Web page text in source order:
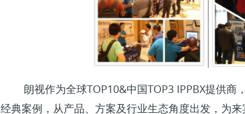
朗视作为全球TOP10&中国TOP3 IPPBX提供商
经典案例，从产品、方案及行业生态角度出发，为